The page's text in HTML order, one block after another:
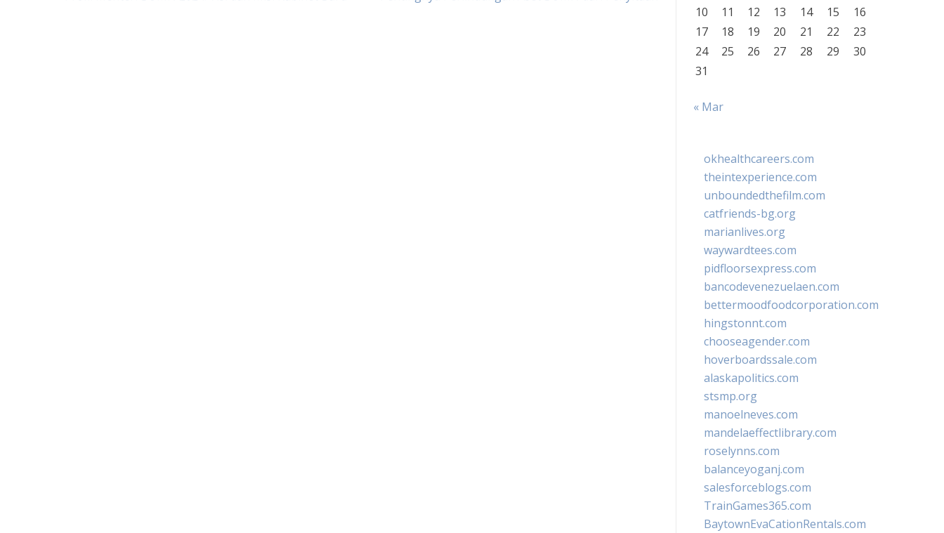
10
11 12 13 14 15
16
17
18 19 20 21 22
23
24
25 26 27 28 29
30
31
« Mar
okhealthcareers.com
theintexperience.com
unboundedthefilm.com
catfriends-bg.org
marianlives.org
waywardtees.com
pidfloorsexpress.com
bancodevenezuelaen.com
bettermoodfoodcorporation.com
hingstonnt.com
chooseagender.com
hoverboardssale.com
alaskapolitics.com
stsmp.org
manoelneves.com
mandelaeffectlibrary.com
roselynns.com
balanceyoganj.com
salesforceblogs.com
TrainGames365.com
BaytownEvaCationRentals.com